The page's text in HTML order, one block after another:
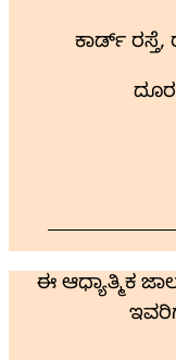
ಕಾರ್ಡ್
ಈ ಆಧ್ಯಾತ್ಮಿಕ